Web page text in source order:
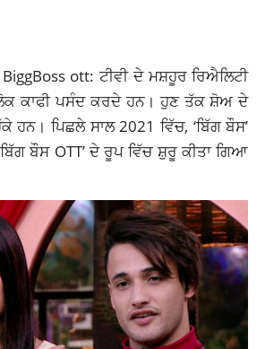
ott: ਟੀਵੀ ਦੇ ਮਸ਼ਹੂਰ ਰਿਐਲਿਟੀ
ਕਾਫੀ ਪਸੰਦ ਕਰਦੇ ਹਨ। ਹੁਣ ਤੱਕ ਸ਼ੋਅ ਦੇ
ਹਨ। ਪਿਛਲੇ ਸਾਲ 2021 ਵਿੱਚ, ‘ਬਿੱਗ ਬੌਸ’
ਬੌਸ OTT’ ਦੇ ਰੂਪ ਵਿੱਚ ਸ਼ੁਰੂ ਕੀਤਾ ਗਿਆ